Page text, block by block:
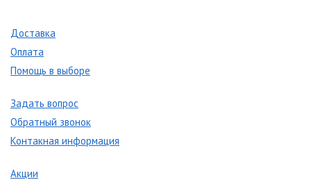
Доставка
Оплата
Помощь в выборе
Задать вопрос
Обратный звонок
Контакная информация
Акции